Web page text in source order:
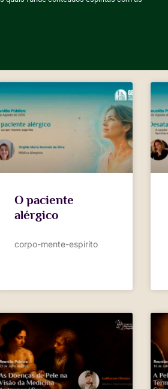
O paciente
alérgico
corpo-mente-espírito